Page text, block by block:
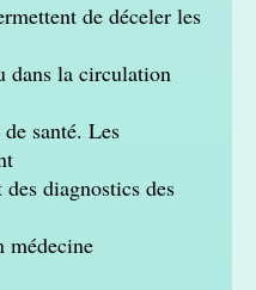
de déceler les
dans la circulation
santé. Les
des diagnostics des
médecine